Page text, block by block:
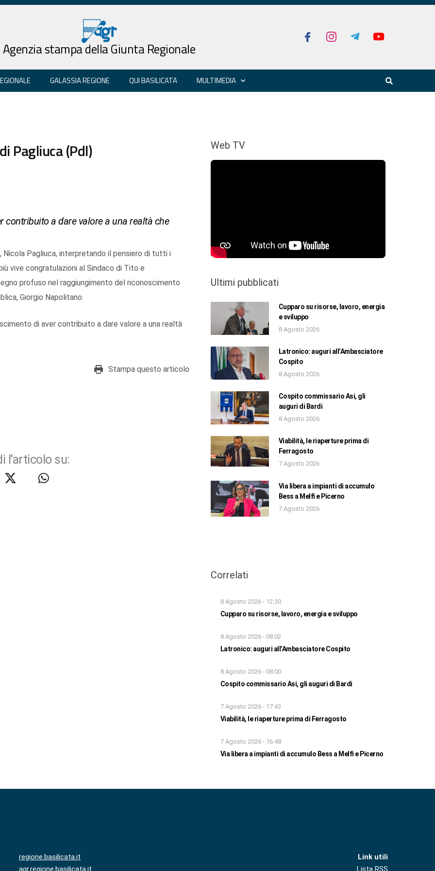
Agenzia stampa della Giunta Regionale
GALASSIA REGIONE QUI BASILICATA MULTIMEDIA
Pagliuca (Pdl)
contribuito a dare valore a una realtà che
Pagliuca, interpretando il pensiero di tutti i
vive congratulazioni al Sindaco di Tito e
profuso nel raggiungimento del riconoscimento
Giorgio Napolitano.
di aver contribuito a dare valore a una realtà
Stampa questo articolo
l'articolo su:
Web TV
Ultimi pubblicati
Cupparo su risorse, lavoro, energia
e sviluppo
8 Agosto 2026
Latronico: auguri all’Ambasciatore
Cospito
8 Agosto 2026
Cospito commissario Asi, gli
auguri di Bardi
8 Agosto 2026
Viabilità, le riaperture prima di
Ferragosto
7 Agosto 2026
Via libera a impianti di accumulo
Bess a Melfi e Picerno
7 Agosto 2026
Correlati
8 Agosto 2026 - 12:30
Cupparo su risorse, lavoro, energia e sviluppo
8 Agosto 2026 - 08:02
Latronico: auguri all’Ambasciatore Cospito
8 Agosto 2026 - 08:00
Cospito commissario Asi, gli auguri di Bardi
7 Agosto 2026 - 17:43
Viabilità, le riaperture prima di Ferragosto
7 Agosto 2026 - 16:48
Via libera a impianti di accumulo Bess a Melfi e Picerno
regione.basilicata.it
agr.regione.basilicata.it
Link utili
Lista RSS